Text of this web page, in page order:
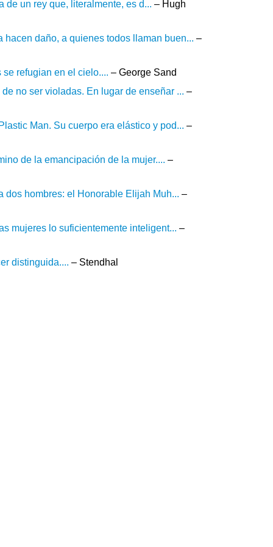
de un rey que, literalmente, es d... – Hugh
daño, a quienes todos llaman buen... –
refugian en el cielo.... – George Sand
no ser violadas. En lugar de enseñar ... –
Man. Su cuerpo era elástico y pod... –
de la emancipación de la mujer.... –
dos hombres: el Honorable Elijah Muh... –
mujeres lo suficientemente inteligent... –
distinguida.... – Stendhal